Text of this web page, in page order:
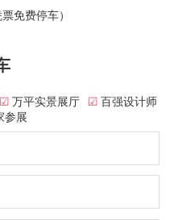
免费停车）
☑ 万平实景展厅 ☑ 百强设计师
参展